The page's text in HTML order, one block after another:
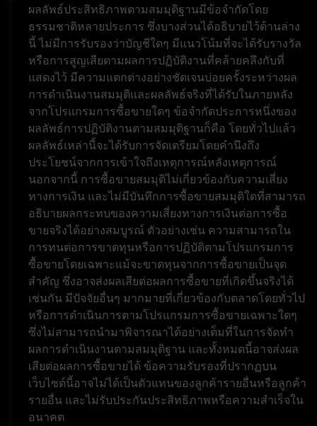
ผลลัพธ์ประสิทธิภาพตามสมมุติฐานมีข้อจำกัดโดย
ธรรมชาติหลายประการ ซึ่งบางส่วนได้อธิบายไว้ด้านล่าง
นี้ ไม่มีการรับรองว่าบัญชีใดๆ มีแนวโน้มที่จะได้รับรางวัล
หรือการสูญเสียตามผลการปฏิบัติงานที่คล้ายคลึงกับที่
แสดงไว้ มีความแตกต่างอย่างชัดเจนบ่อยครั้งระหว่างผล
การดำเนินงานสมมุติและผลลัพธ์จริงที่ได้รับในภายหลัง
จากโปรแกรมการซื้อขายใดๆ ข้อจำกัดประการหนึ่งของ
ผลลัพธ์การปฏิบัติงานตามสมมุติฐานก็คือ โดยทั่วไปแล้ว
ผลลัพธ์เหล่านี้จะได้รับการจัดเตรียมโดยคำนึงถึง
ประโยชน์จากการเข้าใจถึงเหตุการณ์หลังเหตุการณ์
นอกจากนี้ การซื้อขายสมมุติไม่เกี่ยวข้องกับความเสี่ยง
ทางการเงิน และไม่มีบันทึกการซื้อขายสมมุติใดที่สามารถ
อธิบายผลกระทบของความเสี่ยงทางการเงินต่อการซื้อ
ขายจริงได้อย่างสมบูรณ์ ตัวอย่างเช่น ความสามารถใน
การทนต่อการขาดทุนหรือการปฏิบัติตามโปรแกรมการ
ซื้อขายโดยเฉพาะแม้จะขาดทุนจากการซื้อขายเป็นจุด
สำคัญ ซึ่งอาจส่งผลเสียต่อผลการซื้อขายที่เกิดขึ้นจริงได้
เช่นกัน มีปัจจัยอื่นๆ มากมายที่เกี่ยวข้องกับตลาดโดยทั่วไป
หรือการดำเนินการตามโปรแกรมการซื้อขายเฉพาะใดๆ
ซึ่งไม่สามารถนำมาพิจารณาได้อย่างเต็มที่ในการจัดทำ
ผลการดำเนินงานตามสมมุติฐาน และทั้งหมดนี้อาจส่งผล
เสียต่อผลการซื้อขายได้ ข้อความรับรองที่ปรากฏบน
เว็บไซต์นี้อาจไม่ได้เป็นตัวแทนของลูกค้ารายอื่นหรือลูกค้า
รายอื่น และไม่รับประกันประสิทธิภาพหรือความสำเร็จใน
อนาคต